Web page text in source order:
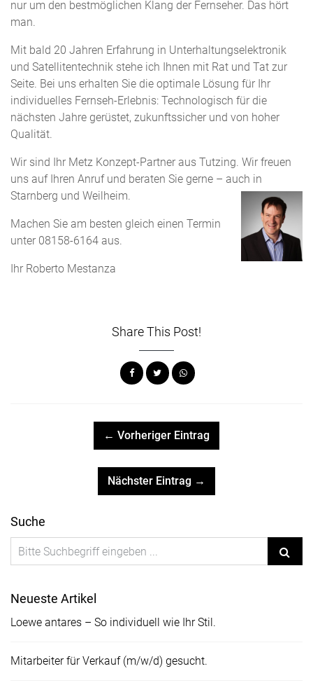
nur um den bestmöglichen Klang der Fernseher. Das hört
man.
Mit bald 20 Jahren Erfahrung in Unterhaltungselektronik
und Satellitentechnik stehe ich Ihnen mit Rat und Tat zur
Seite. Bei uns erhalten Sie die optimale Lösung für Ihr
individuelles Fernseh-Erlebnis: Technologisch für die
nächsten Jahre gerüstet, zukunftssicher und von hoher
Qualität.
Wir sind Ihr Metz Konzept-Partner aus Tutzing. Wir freuen
uns auf Ihren Anruf und beraten Sie gerne – auch in
Starnberg und Weilheim.
Machen Sie am besten gleich einen Termin
unter 08158-6164 aus.
Ihr Roberto Mestanza
Share This Post!
← Vorheriger Eintrag
Nächster Eintrag →
Suche
Neueste Artikel
Loewe antares – So individuell wie Ihr Stil.
Mitarbeiter für Verkauf (m/w/d) gesucht.